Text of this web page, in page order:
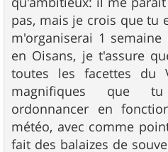
pas, mais je crois que tu
m'organiserai 1
en Oisans, je t'assure
toutes les facettes du
magnifiques que
ordonnancer en
météo, avec comme
fait des balaizes de